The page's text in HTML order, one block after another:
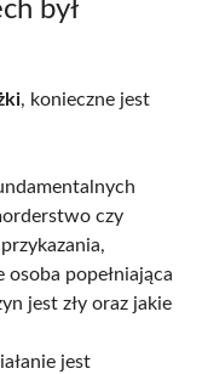
był
, konieczne jest
czy
osoba popełniająca
jest zły oraz jakie
jest